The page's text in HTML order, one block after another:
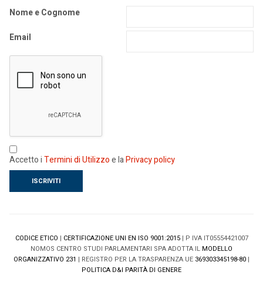
Nome e Cognome
Email
Accetto iTermini di Utilizzoe laPrivacy policy
CODICE ETICO | CERTIFICAZIONE UNI EN ISO 9001:2015| P IVA IT05554421007
NOMOS CENTRO STUDI PARLAMENTARI SPA ADOTTA IL MODELLO
ORGANIZZATIVO 231 | REGISTRO PER LA TRASPARENZA UE 369303345198-80 |
POLITICA D&I PARITÀ DI GENERE